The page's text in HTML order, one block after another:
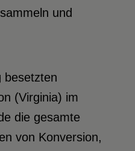
und
besetzten
(Virginia) im
die gesamte
von Konversion,